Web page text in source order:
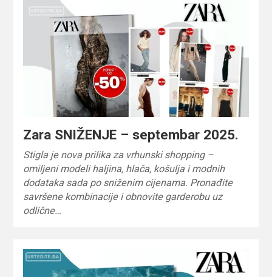
Zara SNIŽENJE – septembar 2025.
Stigla je nova prilika za vrhunski shopping –
omiljeni modeli haljina, hlača, košulja i modnih
dodataka sada po sniženim cijenama. Pronađite
savršene kombinacije i obnovite garderobu uz
odlične…